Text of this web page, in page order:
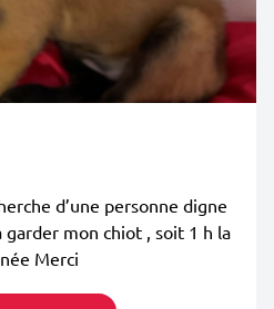
d’une personne digne
mon chiot , soit 1 h la
Merci